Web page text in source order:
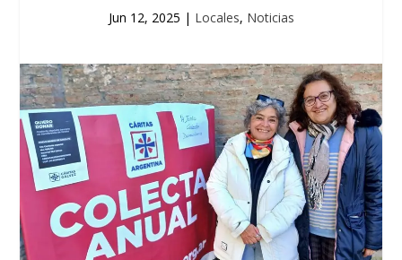
Jun 12, 2025 | Locales, Noticias